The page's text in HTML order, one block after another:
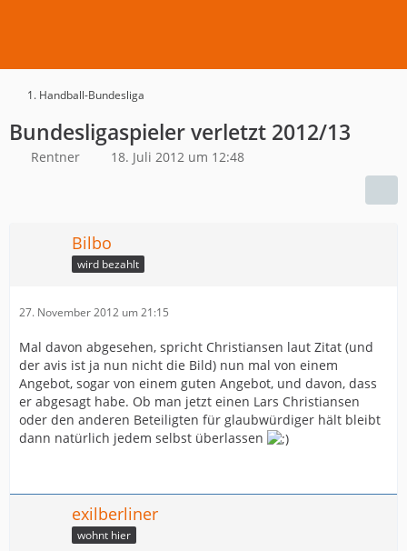
1. Handball-Bundesliga
Bundesligaspieler verletzt 2012/13
Rentner 18. Juli 2012 um 12:48
Bilbo
wird bezahlt
27. November 2012 um 21:15
Mal davon abgesehen, spricht Christiansen laut Zitat (und
der avis ist ja nun nicht die Bild) nun mal von einem
Angebot, sogar von einem guten Angebot, und davon, dass
er abgesagt habe. Ob man jetzt einen Lars Christiansen
oder den anderen Beteiligten für glaubwürdiger hält bleibt
dann natürlich jedem selbst überlassen
exilberliner
wohnt hier